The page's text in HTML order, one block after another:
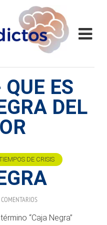
ES
DEL
DE CRISIS
“Caja Negra”